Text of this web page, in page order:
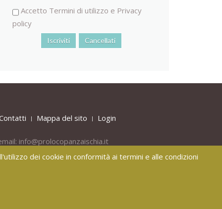
Accetto Termini di utilizzo e Privacy
policy
Mappa del sito Login
info@prolocopanzaischia.it
dei cookie in conformità ai termini e alle condizioni